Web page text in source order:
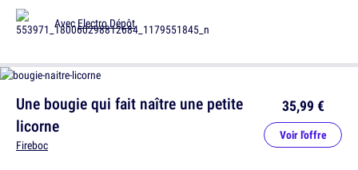
AvecElectro Dépôt
Une bougie qui fait naître une petite
licorne
Fireboc
35,99 €
Voir l'offre